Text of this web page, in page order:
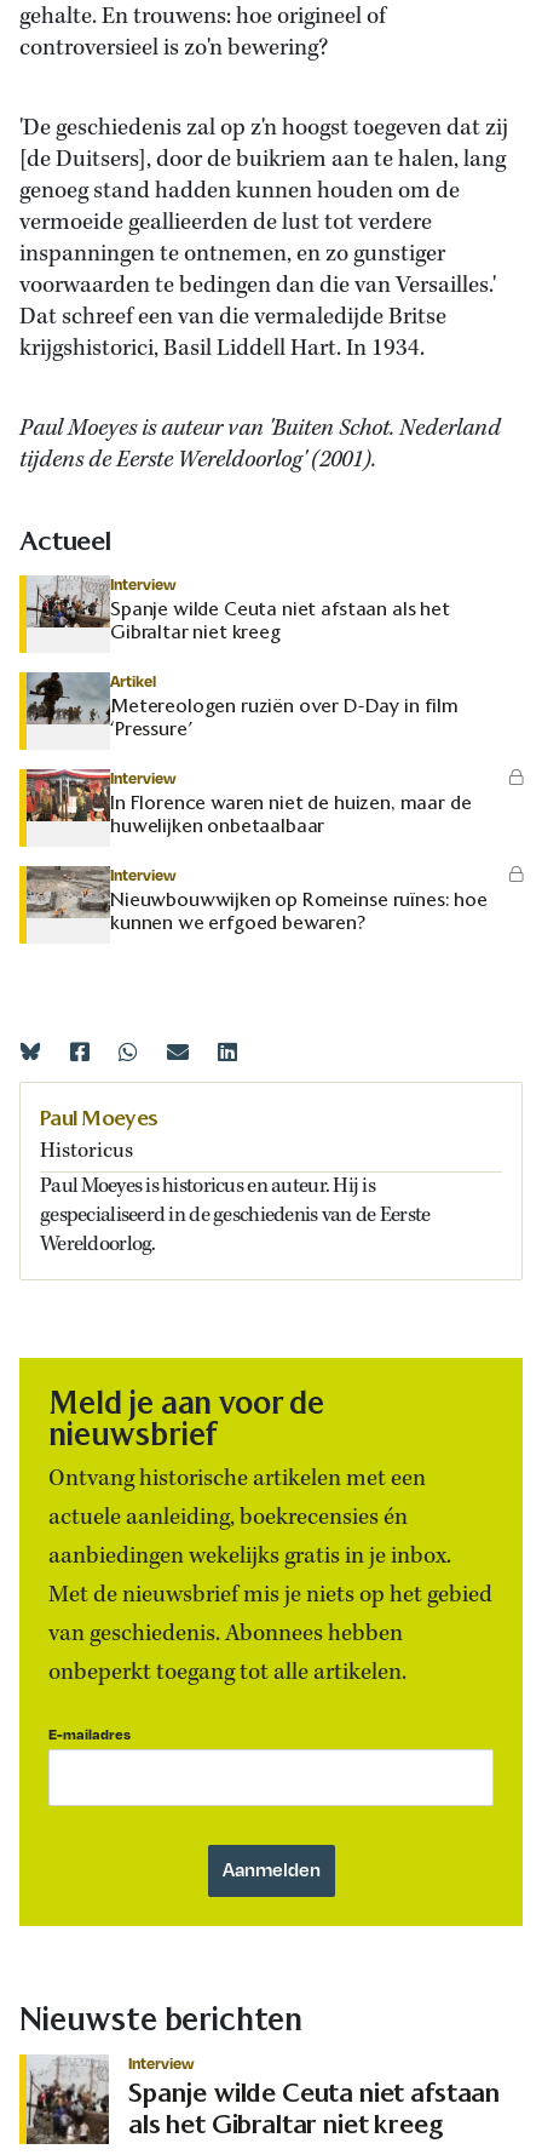
gehalte. En trouwens: hoe origineel of
controversieel is zo'n bewering?
'De geschiedenis zal op z'n hoogst toegeven dat zij
[de Duitsers], door de buikriem aan te halen, lang
genoeg stand hadden kunnen houden om de
vermoeide geallieerden de lust tot verdere
inspanningen te ontnemen, en zo gunstiger
voorwaarden te bedingen dan die van Versailles.'
Dat schreef een van die vermaledijde Britse
krijgshistorici, Basil Liddell Hart. In 1934.
Paul Moeyes is auteur van 'Buiten Schot. Nederland
tijdens de Eerste Wereldoorlog' (2001).
Actueel
Interview
Spanje wilde Ceuta niet afstaan als het
Gibraltar niet kreeg
Artikel
Metereologen ruziën over D-Day in film
‘Pressure’
Interview
In Florence waren niet de huizen, maar de
huwelijken onbetaalbaar
Interview
Nieuwbouwwijken op Romeinse ruïnes: hoe
kunnen we erfgoed bewaren?
Paul Moeyes
Historicus
Paul Moeyes is historicus en auteur. Hij is
gespecialiseerd in de geschiedenis van de Eerste
Wereldoorlog.
Meld je aan voor de
nieuwsbrief
Ontvang historische artikelen met een
actuele aanleiding, boekrecensies én
aanbiedingen wekelijks gratis in je inbox.
Met de nieuwsbrief mis je niets op het gebied
van geschiedenis. Abonnees hebben
onbeperkt toegang tot alle artikelen.
E-mailadres
Nieuwste berichten
Interview
Spanje wilde Ceuta niet afstaan
als het Gibraltar niet kreeg